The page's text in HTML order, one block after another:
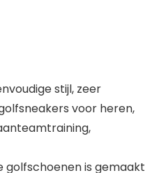
stijl, zeer
voor heren,
golfschoenen is gemaakt